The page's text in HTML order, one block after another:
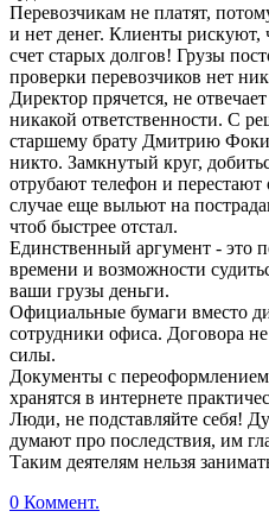
Перевозчикам не платят,
и нет денег. Клиенты рискуют,
счет старых долгов! Грузы
проверки перевозчиков нет
Директор прячется, не
никакой ответственности. С
старшему брату Дмитрию
никто. Замкнутый круг,
отрубают телефон и
случае еще выльют на
чтоб быстрее отстал.
Единственный аргумент - это
времени и возможности
ваши грузы деньги.
Официальные бумаги вместо
сотрудники офиса. Договора
силы.
Документы с
хранятся в интернете
Люди, не подставляйте себя!
думают про последствия, им
Таким деятелям нельзя
0 Коммент.